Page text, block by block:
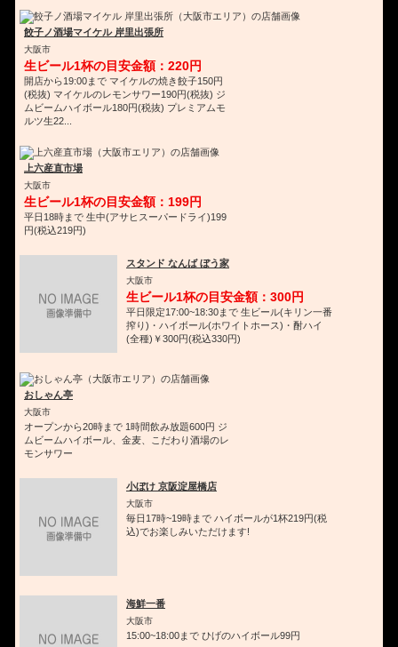
餃子ノ酒場マイケル 岸里出張所
大阪市
生ビール1杯の目安金額：220円
開店から19:00まで マイケルの焼き餃子150円
(税抜) マイケルのレモンサワー190円(税抜) ジ
ムビームハイボール180円(税抜) プレミアムモ
ルツ生22...
上六産直市場
大阪市
生ビール1杯の目安金額：199円
平日18時まで 生中(アサヒスーパードライ)199
円(税込219円)
スタンド なんば ぼう家
大阪市
生ビール1杯の目安金額：300円
平日限定17:00~18:30まで 生ビール(キリン一番
搾り)・ハイボール(ホワイトホース)・酎ハイ
(全種)￥300円(税込330円)
おしゃん亭
大阪市
オープンから20時まで 1時間飲み放題600円 ジ
ムビームハイボール、金麦、こだわり酒場のレ
モンサワー
小ぼけ 京阪淀屋橋店
大阪市
毎日17時~19時まで ハイボールが1杯219円(税
込)でお楽しみいただけます!
海鮮一番
大阪市
15:00~18:00まで ひげのハイボール99円